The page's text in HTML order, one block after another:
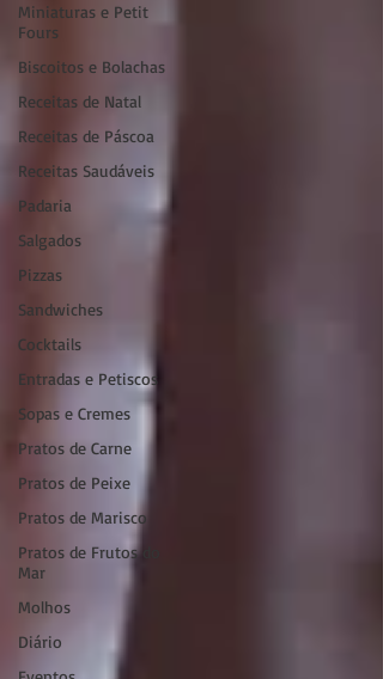
Miniaturas e Petit
Fours
Biscoitos e Bolachas
Receitas de Natal
Receitas de Páscoa
Receitas Saudáveis
Padaria
Salgados
Pizzas
Sandwiches
Cocktails
Entradas e Petiscos
Sopas e Cremes
Pratos de Carne
Pratos de Peixe
Pratos de Marisco
Pratos de Frutos do
Mar
Molhos
Diário